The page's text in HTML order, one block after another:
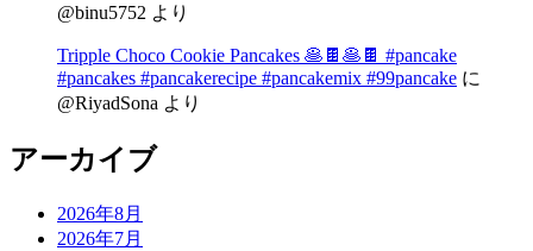
@binu5752 より
Tripple Choco Cookie Pancakes 🥞🍫🥞🍫 #pancake
#pancakes #pancakerecipe #pancakemix #99pancake に
@RiyadSona より
アーカイブ
2026年8月
2026年7月